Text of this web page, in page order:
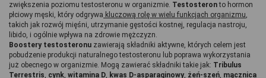
zwiększenia poziomu testosteronu w organizmie. Testosteron to hormon
płciowy męski, który odgrywa kluczową rolę w wielu funkcjach organizmu,
takich jak rozwój mięśni, utrzymanie gęstości kostnej, regulacja nastroju,
libido, i ogólnie wpływa na zdrowie mężczyzn.
Boostery testosteronu zawierają składniki aktywne, których celem jest
pobudzenie produkcji naturalnego testosteronu lub poprawa wykorzystania
już obecnego w organizmie. Mogą zawierać składniki takie jak: Tribulus
Terrestris, cynk, witamina D, kwas D-asparaginowy, żeń-szeń, mącznica